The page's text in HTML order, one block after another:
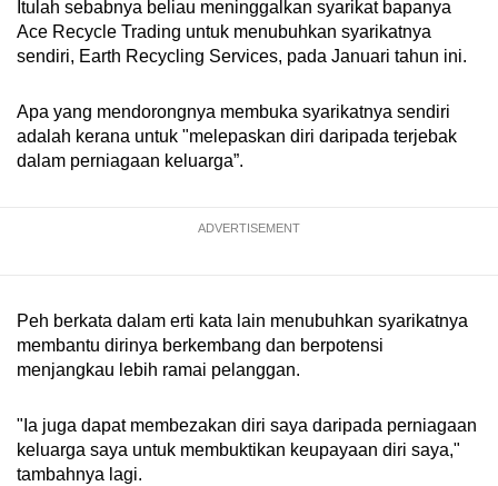
Itulah sebabnya beliau meninggalkan syarikat bapanya
Ace Recycle Trading untuk menubuhkan syarikatnya
sendiri, Earth Recycling Services, pada Januari tahun ini.
Apa yang mendorongnya membuka syarikatnya sendiri
adalah kerana untuk "melepaskan diri daripada terjebak
dalam perniagaan keluarga”.
ADVERTISEMENT
Peh berkata dalam erti kata lain menubuhkan syarikatnya
membantu dirinya berkembang dan berpotensi
menjangkau lebih ramai pelanggan.
"Ia juga dapat membezakan diri saya daripada perniagaan
keluarga saya untuk membuktikan keupayaan diri saya,"
tambahnya lagi.